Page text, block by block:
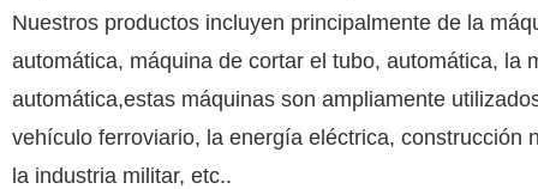
Nuestros productos incluyen principalmente de la
automática, máquina de cortar el tubo, automática, la
automática,estas máquinas son ampliamente
vehículo ferroviario, la energía eléctrica, construcción
la industria militar, etc..